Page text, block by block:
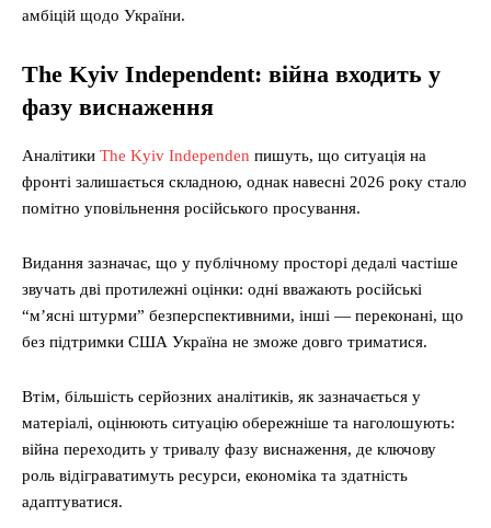
амбіцій щодо України.
The Kyiv Independent: війна входить у
фазу виснаження
Аналітики The Kyiv Independen пишуть, що ситуація на
фронті залишається складною, однак навесні 2026 року стало
помітно уповільнення російського просування.
Видання зазначає, що у публічному просторі дедалі частіше
звучать дві протилежні оцінки: одні вважають російські
“м’ясні штурми” безперспективними, інші — переконані, що
без підтримки США Україна не зможе довго триматися.
Втім, більшість серйозних аналітиків, як зазначається у
матеріалі, оцінюють ситуацію обережніше та наголошують:
війна переходить у тривалу фазу виснаження, де ключову
роль відіграватимуть ресурси, економіка та здатність
адаптуватися.